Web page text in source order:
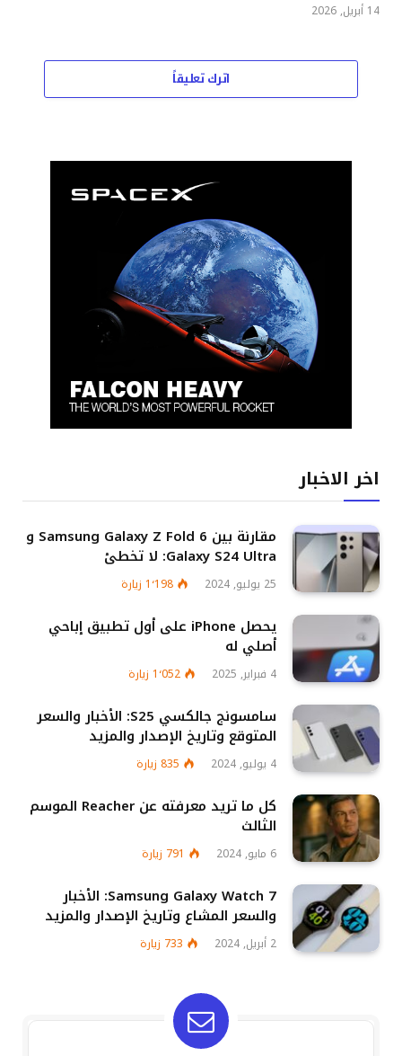
14 أبريل, 2026
اترك تعليقاً
اخر الاخبار
مقارنة بين Samsung Galaxy Z Fold 6 و
Galaxy S24 Ultra: لا تخطئ
25 يوليو, 2024 1٬198 زيارة
يحصل iPhone على أول تطبيق إباحي
أصلي له
4 فبراير, 2025 1٬052 زيارة
سامسونج جالكسي S25: الأخبار والسعر
المتوقع وتاريخ الإصدار والمزيد
4 يوليو, 2024 835 زيارة
كل ما تريد معرفته عن Reacher الموسم
الثالث
6 مايو, 2024 791 زيارة
Samsung Galaxy Watch 7: الأخبار
والسعر المشاع وتاريخ الإصدار والمزيد
2 أبريل, 2024 733 زيارة